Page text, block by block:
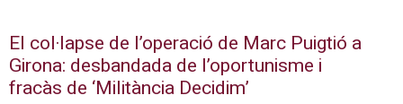
El col·lapse de l’operació de Marc Puigtió a
Girona: desbandada de l’oportunisme i
fracàs de ‘Militància Decidim’